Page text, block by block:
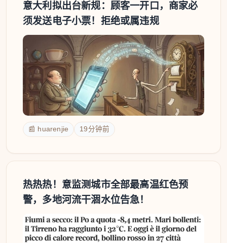
意大利拟出台新规：顾客一开口，商家必
须发送电子小票！拒绝或属违规
📰 huarenjie 19分钟前
热热热！意监测城市全部最高温红色预
警，多地河流干涸水位告急！